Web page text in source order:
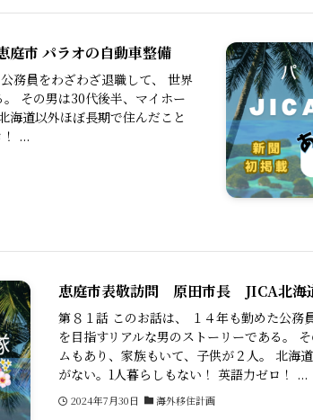
市 パラオの自動車整備
務員をわざわざ退職して、 世界
その男は30代後半、マイホー
海道以外ほぼ長期で住んだこと
...
恵庭市表敬訪問 原田市長 JICA北
第８１話 このお話は、 １４年も勤めた公務
を目指すリアルな男のストーリーである。
ムもあり、家族もいて、子供が２人。 北海
がない。1人暮らしもない！ 英語力ゼロ！ ...
2024年7月30日 海外移住計画